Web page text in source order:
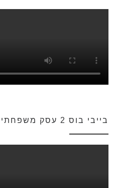
בייבי בוס 2 עסק משפחתי – טריילר רשמי מדובב